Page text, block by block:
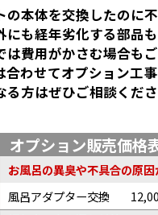
の本体を交換したのに
にも経年劣化する部品も
は費用がかさむ場合も
合わせてオプション工
る方はぜひご相談くださ
オプション販売価格
お風呂の異臭や不具合の原
風呂アダプター交換